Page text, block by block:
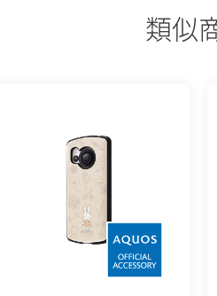
類似